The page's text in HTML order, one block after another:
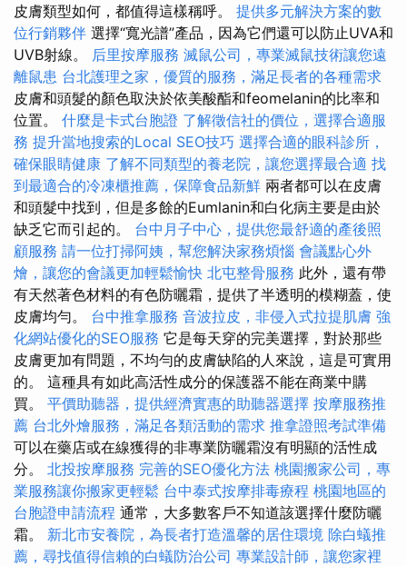
皮膚類型如何，都值得這樣稱呼。 提供多元解決方案的數
位行銷夥伴 選擇“寬光譜”產品，因為它們還可以防止UVA和
UVB射線。 后里按摩服務 滅鼠公司，專業滅鼠技術讓您遠
離鼠患 台北護理之家，優質的服務，滿足長者的各種需求
皮膚和頭髮的顏色取決於依美酸酯和feomelanin的比率和
位置。 什麼是卡式台胞證 了解徵信社的價位，選擇合適服
務 提升當地搜索的Local SEO技巧 選擇合適的眼科診所，
確保眼睛健康 了解不同類型的養老院，讓您選擇最合適 找
到最適合的冷凍櫃推薦，保障食品新鮮 兩者都可以在皮膚
和頭髮中找到，但是多餘的Eumlanin和白化病主要是由於
缺乏它而引起的。 台中月子中心，提供您最舒適的產後照
顧服務 請一位打掃阿姨，幫您解決家務煩惱 會議點心外
燴，讓您的會議更加輕鬆愉快 北屯整骨服務 此外，還有帶
有天然著色材料的有色防曬霜，提供了半透明的模糊蓋，使
皮膚均勻。 台中推拿服務 音波拉皮，非侵入式拉提肌膚 強
化網站優化的SEO服務 它是每天穿的完美選擇，對於那些
皮膚更加有問題，不均勻的皮膚缺陷的人來說，這是可實用
的。 這種具有如此高活性成分的保護器不能在商業中購
買。 平價助聽器，提供經濟實惠的助聽器選擇 按摩服務推
薦 台北外燴服務，滿足各類活動的需求 推拿證照考試準備
可以在藥店或在線獲得的非專業防曬霜沒有明顯的活性成
分。 北投按摩服務 完善的SEO優化方法 桃園搬家公司，專
業服務讓你搬家更輕鬆 台中泰式按摩排毒療程 桃園地區的
台胞證申請流程 通常，大多數客戶不知道該選擇什麼防曬
霜。 新北市安養院，為長者打造溫馨的居住環境 除白蟻推
薦，尋找值得信賴的白蟻防治公司 專業設計師，讓您家裡